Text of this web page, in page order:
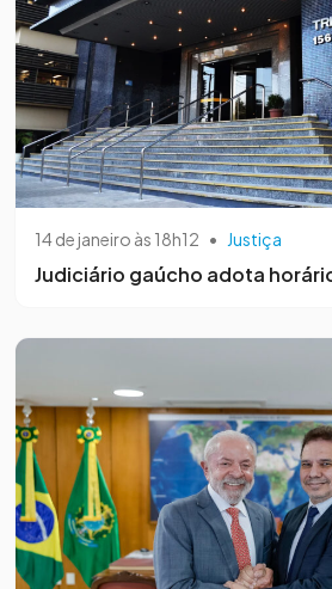
14 de janeiro às 18h12 • Justiça
Judiciário gaúcho adota